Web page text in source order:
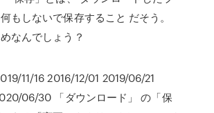
もしないで保存すること だそう。
なんでしょう？
11/16 2016/12/01 2019/06/21
06/30 「ダウンロード」 の「保